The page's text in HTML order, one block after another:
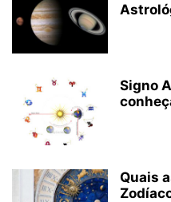
Signo
Quais